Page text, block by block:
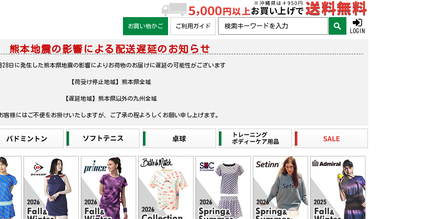
お買い物かご
ご利用ガイド
LOGIN
熊本地震の影響による配送遅延のお知らせ
28日に発生した熊本県地震の影響によりお荷物のお届けに遅延の可能性がございます
【荷受け停止地域】熊本県全域
【遅延地域】熊本県以外の九州全域
客様にはご不便をお掛けいたしますが、ご了承の程よろしくお願い申し上げます。